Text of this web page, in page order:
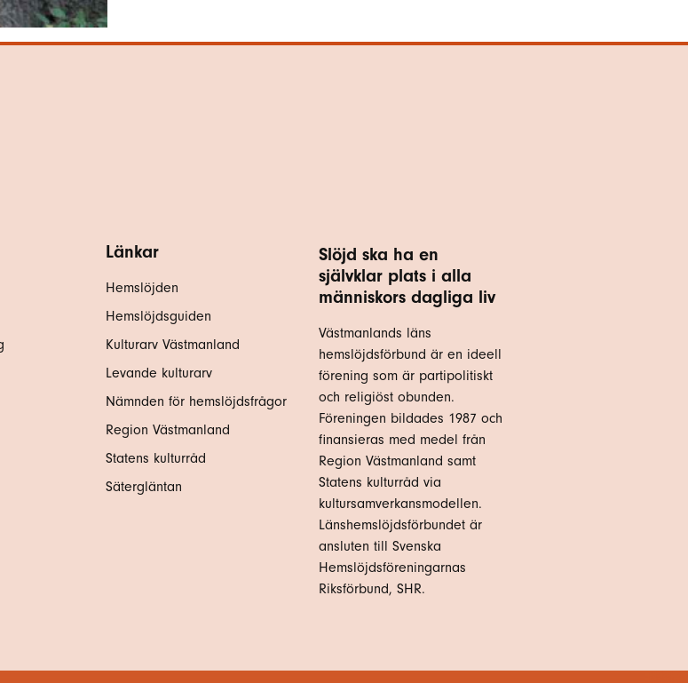
Länkar
Hemslöjden
Hemslöjdsguiden
Kulturarv Västmanland
Levande kulturarv
Nämnden för hemslöjdsfrågor
Region Västmanland
Statens kulturråd
Sätergläntan
Slöjd ska ha en
självklar plats i alla
människors dagliga liv
Västmanlands läns
hemslöjdsförbund är en ideell
förening som är partipolitiskt
och religiöst obunden.
Föreningen bildades 1987 och
finansieras med medel från
Region Västmanland samt
Statens kulturråd via
kultursamverkansmodellen.
Länshemslöjdsförbundet är
ansluten till Svenska
Hemslöjdsföreningarnas
Riksförbund, SHR.